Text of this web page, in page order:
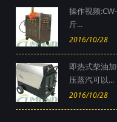
操作视频
斤...
2016/10/28
即热式柴油
压蒸汽可以...
2016/10/28